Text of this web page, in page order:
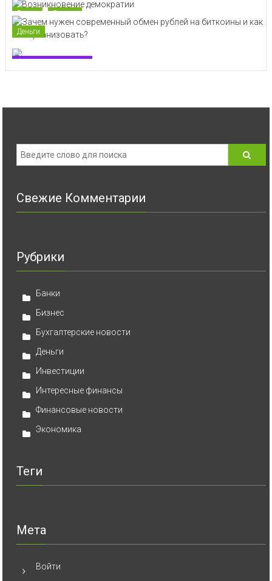
Банки Бизнес
Деньги
Свежие Комментарии
Рубрики
Банки
Бизнес
Бухгалтерские новости
Деньги
Инвестиции
Интересные финансы
Финансовые новости
Экономика
Теги
Мета
Войти